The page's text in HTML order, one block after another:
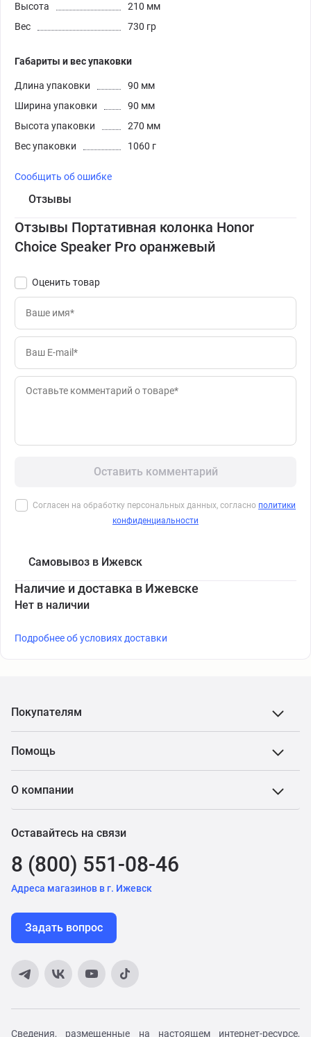
Высота
210 мм
Вес
730 гр
Габариты и вес упаковки
Длина упаковки
90 мм
Ширина упаковки
90 мм
Высота упаковки
270 мм
Вес упаковки
1060 г
Сообщить об ошибке
Отзывы
Отзывы Портативная колонка Honor
Choice Speaker Pro оранжевый
Оценить товар
Оставить комментарий
Согласен на обработку персональных данных, согласно политики
конфиденциальности
Самовывоз в Ижевск
Наличие и доставка в Ижевске
Нет в наличии
Подробнее об условиях доставки
Покупателям
Помощь
О компании
Оставайтесь на связи
8 (800) 551-08-46
Адреса магазинов в г. Ижевск
Задать вопрос
Сведения, размещенные на настоящем интернет-ресурсе,